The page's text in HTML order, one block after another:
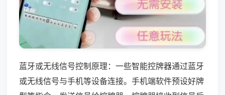
蓝牙或无线信号控制原理：一些智能控牌器通过蓝牙
或无线信号与手机等设备连接。手机端软件预设好牌